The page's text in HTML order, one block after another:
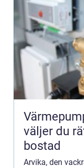
väljer du
bostad
Arvika, den